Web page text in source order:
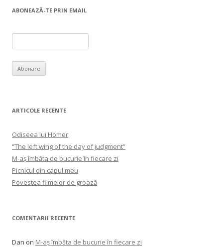
ABONEAZĂ-TE PRIN EMAIL
ARTICOLE RECENTE
Odiseea lui Homer
“The left wing of the day of judgment”
M-aș îmbăta de bucurie în fiecare zi
Picnicul din capul meu
Povestea filmelor de groază
COMENTARII RECENTE
Dan on M-aș îmbăta de bucurie în fiecare zi